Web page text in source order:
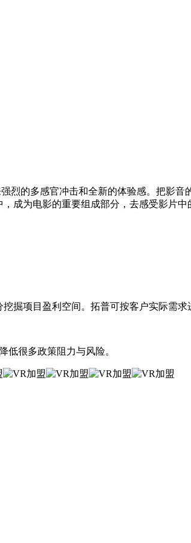
的多感官冲击和全新的体验感。把影音
成为电影的重要组成部分，去感受影片
掘项目盈利空间。拓普可按客户实际需求
很多政策阻力与风险。